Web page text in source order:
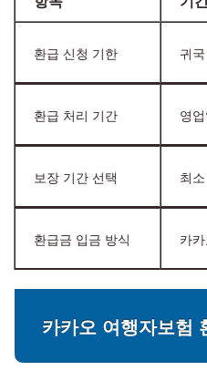
환급 신청 기한 귀
환급 처리 기간 영
보장 기간 선택 최
환급금 입금 방식 카
카카오 여행자보험